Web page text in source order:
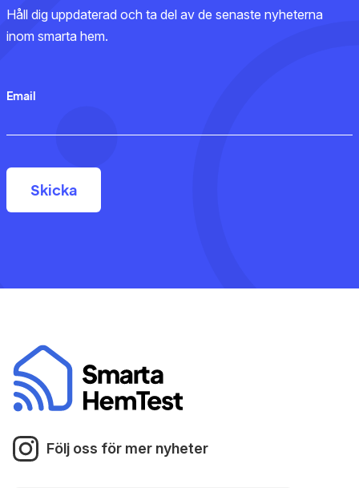
Håll dig uppdaterad och ta del av de senaste nyheterna
inom smarta hem.
Email
Följ oss för mer nyheter